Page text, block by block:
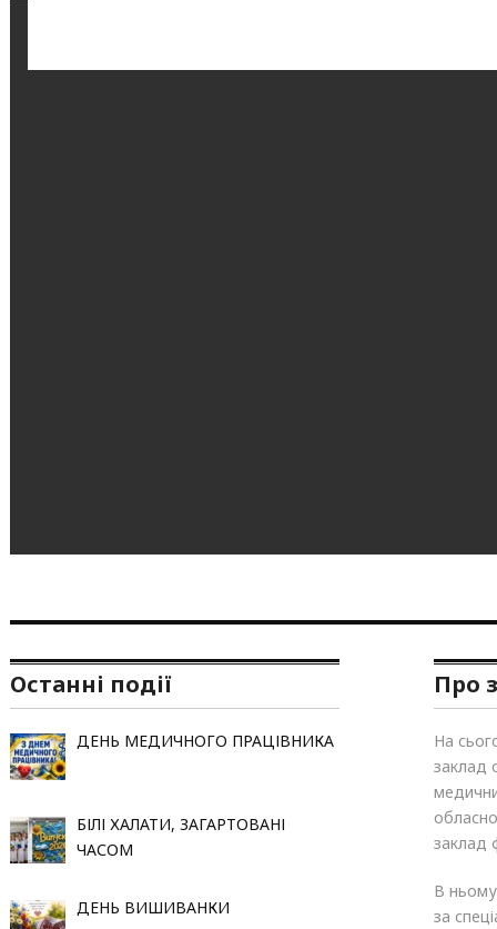
Останні події
ДЕНЬ МЕДИЧНОГО ПРАЦІВНИКА
БІЛІ ХАЛАТИ, ЗАГАРТОВАНІ
ЧАСОМ
ДЕНЬ ВИШИВАНКИ
Про
На
заклад
заклад
В
за